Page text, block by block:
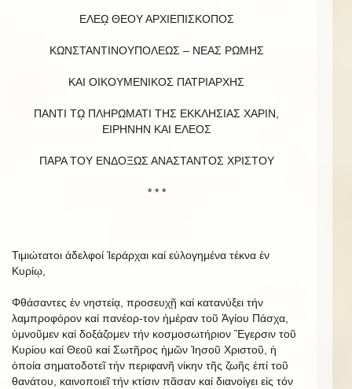
ΕΛΕῼ ΘΕΟΥ ΑΡΧΙΕΠΙΣΚΟΠΟΣ
ΚΩΝΣΤΑΝΤΙΝΟΥΠΟΛΕΩΣ – ΝΕΑΣ ΡΩΜΗΣ
ΚΑΙ ΟΙΚΟΥΜΕΝΙΚΟΣ ΠΑΤΡΙΑΡΧΗΣ
ΠΑΝΤΙ Τῼ ΠΛΗΡΩΜΑΤΙ ΤΗΣ ΕΚΚΛΗΣΙΑΣ ΧΑΡΙΝ,
ΕΙΡΗΝΗΝ ΚΑΙ EΛΕΟΣ
ΠΑΡΑ ΤΟΥ ΕΝΔΟΞΩΣ ΑΝΑΣΤΑΝΤΟΣ ΧΡΙΣΤΟΥ
* * *
Τιμιώτατοι ἀδελφοί Ἱεράρχαι καί εὐλογημένα τέκνα ἐν
Κυρίῳ,
Φθάσαντες ἐν νηστείᾳ, προσευχῇ καί κατανύξει τήν
λαμπροφόρον καί πανέορ-τον ἡμέραν τοῦ Ἁγίου Πάσχα,
ὑμνοῦμεν καί δοξάζομεν τήν κοσμοσωτήριον Ἔγερσιν τοῦ
Κυρίου καί Θεοῦ καί Σωτῆρος ἡμῶν Ἰησοῦ Χριστοῦ, ἡ
ὁποία σηματοδοτεῖ τήν περιφανῆ νίκην τῆς ζωῆς ἐπί τοῦ
θανάτου, καινοποιεῖ τήν κτίσιν πᾶσαν καί διανοίγει εἰς τόν